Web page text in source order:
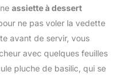
1899 : Plus de 120
dans la
d’ustensiles
fiables et de
utilisés par
et
aident à réduire
et le
au four
Les perles
assiette à dessert
ne pas voler la vedette
avant de servir, vous
avec quelques feuilles
pluche de basilic, qui se